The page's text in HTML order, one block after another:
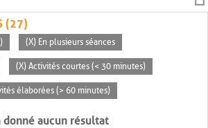
(27)
(X) En plusieurs séances
(X) Activités courtes (< 30 minutes)
élaborées (> 60 minutes)
aucun résultat